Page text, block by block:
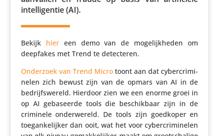
intel­li­gentie (AI).
Bekijk hiereen demo van de moge­lijk­heden om
deepfakes met Trend te detecteren.
Onderzoek van Trend Microtoont aan dat cyber­cri­mi­
nelen zich bewust zijn van de opmars van AI in de
bedrijfs­we­reld. Hierdoor zien we een enorme groei in
op AI geba­seerde tools die beschik­baar zijn in de
criminele onder­we­reld. De tools zijn goedkoper en
toegan­ke­lijker dan ooit, wat het voor cyber­cri­mi­nelen